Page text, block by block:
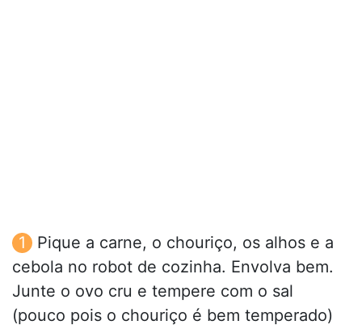
Pique a carne, o chouriço, os alhos e a
cebola no robot de cozinha. Envolva bem.
Junte o ovo cru e tempere com o sal
(pouco pois o chouriço é bem temperado)